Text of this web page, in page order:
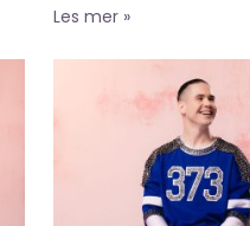
Les mer »